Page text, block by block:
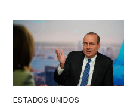
ESTADOS UNIDOS